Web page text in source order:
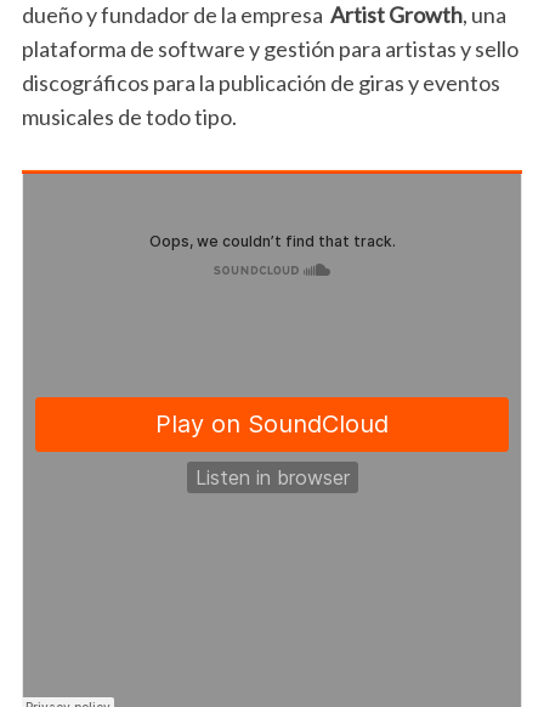
dueño y fundador de la empresa Artist Growth, una
plataforma de software y gestión para artistas y sello
discográficos para la publicación de giras y eventos
musicales de todo tipo.